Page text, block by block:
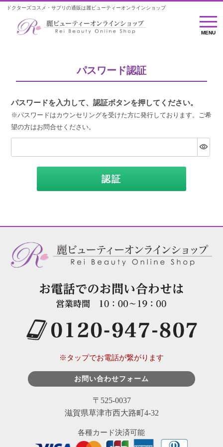
ドクターズコスメ・サプリの通販は麗ビューティーオンラインショップ
MENU
MENU
パスワード認証
パスワードを入力して、認証ボタンを押してください。
※パスワードはカウンセリングを受けた方に発行しております。ご希
望の方はお問合せください。
認証
※タップでお電話が繋がります
お問い合わせフォーム
〒525-0037
滋賀県草津市西大路町4-32
各種カード決済可能